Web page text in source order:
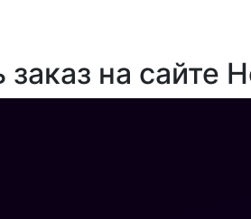
на сайте